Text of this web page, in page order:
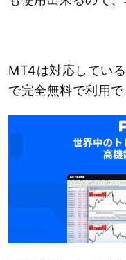
MT4は対応してい
で完全無料で利用で